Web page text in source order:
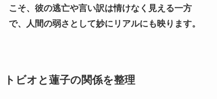
こそ、彼の逃亡や言い訳は情けなく見える一方
で、人間の弱さとして妙にリアルにも映ります。
トビオと蓮子の関係を整理